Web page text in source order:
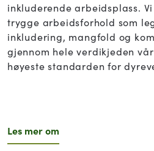
inkluderende arbeidsplass.
trygge arbeidsforhold som
inkludering, mangfold og
gjennom hele verdikjeden
høyeste standarden for
Les mer om